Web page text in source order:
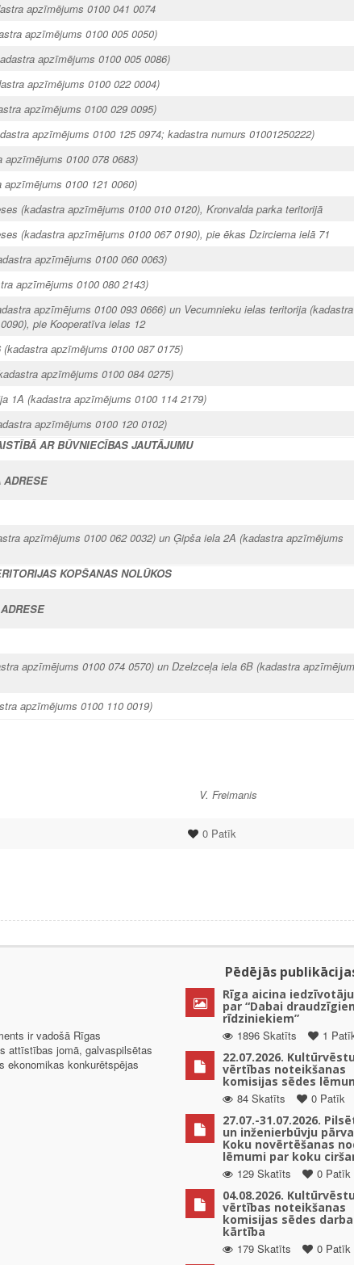
apzīmējums 0100 041 0074
apzīmējums 0100 005 0050)
apzīmējums 0100 005 0086)
apzīmējums 0100 022 0004)
apzīmējums 0100 029 0095)
apzīmējums 0100 125 0974; kadastra numurs 01001250222)
apzīmējums 0100 078 0683)
0100 121 0060)
(kadastra apzīmējums 0100 010 0120), Kronvalda parka teritorijā
(kadastra apzīmējums 0100 067 0190), pie ēkas Dzirciema ielā 71
apzīmējums 0100 060 0063)
apzīmējums 0100 080 2143)
apzīmējums 0100 093 0666) un Vecumnieku ielas teritorija (kadastra
pie Kooperatīva ielas 12
(kadastra apzīmējums 0100 087 0175)
apzīmējums 0100 084 0275)
1A (kadastra apzīmējums 0100 114 2179)
apzīmējums 0100 120 0102)
AR BŪVNIECĪBAS JAUTĀJUMU
apzīmējums 0100 062 0032) un Ģipša iela 2A (kadastra apzīmējums
KOPŠANAS NOLŪKOS
apzīmējums 0100 074 0570) un Dzelzceļa iela 6B (kadastra
apzīmējums 0100 110 0019)
vadītājs V. Freimanis
0Patīk
ir vadošā Rīgas
attīstības jomā, galvaspilsētas
ekonomikas konkurētspējas
Pēdējās
Rīga aicina
par “Dabai
rīdziniekiem”
1896 Skatīts
1
22.07.2026.
vērtības noteikšanas
komisijas sēdes
84 Skatīts
0 Patīk
27.07.-31.07.2026.
un inženierbūvju
Koku novērtēšanas
lēmumi par koku
129 Skatīts
0 Patīk
04.08.2026.
vērtības noteikšanas
komisijas sēdes darba
kārtība
179 Skatīts
0 Patīk